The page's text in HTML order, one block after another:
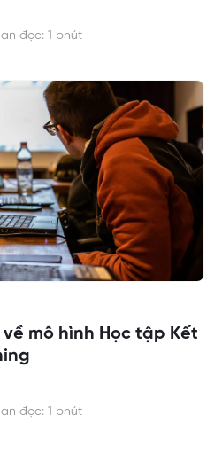
đọc: 1 phút
mô hình Học tập Kết
đọc: 1 phút